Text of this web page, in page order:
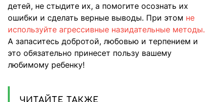
детей, не стыдите их, а помогите осознать их
ошибки и сделать верные выводы. При этом не
используйте агрессивные назидательные методы.
А запаситесь добротой, любовью и терпением и
это обязательно принесет пользу вашему
любимому ребенку!
ЧИТАЙТЕ ТАКЖЕ